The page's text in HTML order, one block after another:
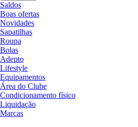
Saldos
Boas ofertas
Novidades
Sapatilhas
Roupa
Bolas
Adepto
Lifestyle
Equipamentos
Área do Clube
Condicionamento físico
Liquidação
Marcas